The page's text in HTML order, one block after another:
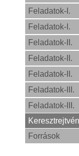
Feladatok-I.
Feladatok-I.
Feladatok-II.
Feladatok-II.
Feladatok-II.
Feladatok-III.
Feladatok-III.
Források